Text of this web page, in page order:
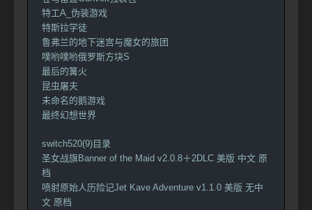
特工A_伪装游戏
特斯拉学徒
鲁弗兰的地下迷宫与魔女的旅团
噗哟噗哟俄罗斯方块S
最后的篝火
昆虫屠夫
未命名的鹅游戏
最终幻想世界
switch520(9)目录
圣女战旗Banner of the Maid v2.0.8＋2DLC 美版 中文 原
档
喷射原始人历险记Jet Kave Adventure v1.1.0 美版 无中
文 原档